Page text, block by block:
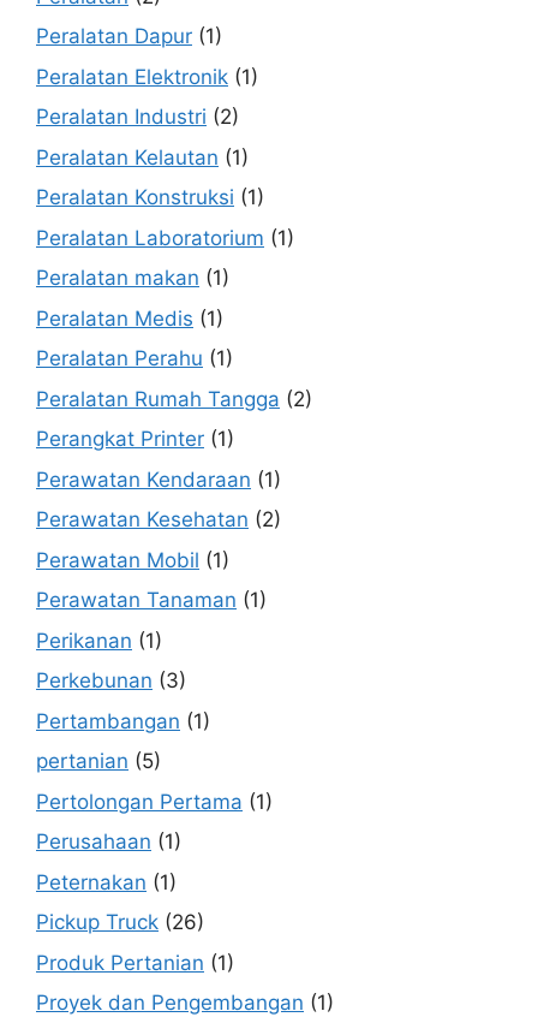
Peralatan Dapur (1)
Peralatan Elektronik (1)
Peralatan Industri (2)
Peralatan Kelautan (1)
Peralatan Konstruksi (1)
Peralatan Laboratorium (1)
Peralatan makan (1)
Peralatan Medis (1)
Peralatan Perahu (1)
Peralatan Rumah Tangga (2)
Perangkat Printer (1)
Perawatan Kendaraan (1)
Perawatan Kesehatan (2)
Perawatan Mobil (1)
Perawatan Tanaman (1)
Perikanan (1)
Perkebunan (3)
Pertambangan (1)
pertanian (5)
Pertolongan Pertama (1)
Perusahaan (1)
Peternakan (1)
Pickup Truck (26)
Produk Pertanian (1)
Proyek dan Pengembangan (1)